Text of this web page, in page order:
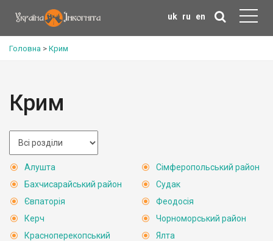
uk ru en
Головна > Крим
Крим
Алушта
Бахчисарайський район
Євпаторія
Керч
Красноперекопський
Сімферопольський район
Судак
Феодосія
Чорноморський район
Ялта